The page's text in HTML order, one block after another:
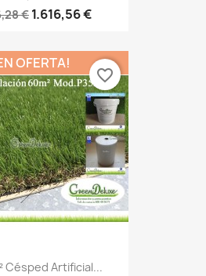
€ 1.616,56 €
Césped Artificial...
OFERTA!
favorite_border